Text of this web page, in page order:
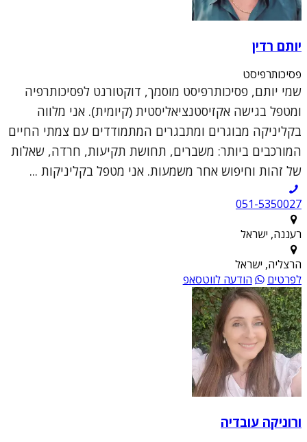
יותם רדין
פסיכותרפיסט
שמי יותם, פסיכותרפיסט מוסמך, דוקטורנט לפסיכותרפיה
ומטפל בגישה אקזיסטנציאליסטית (קיומית). אני מלווה
בקליניקה מבוגרים ומתבגרים המתמודדים עם צמתי החיים
המורכבים ביותר: משברים, תחושת תקיעות, חרדה, שאלות
של זהות וחיפוש אחר משמעות. אני מטפל בקליניקות ...
051-5350027
רעננה, ישראל
הרצליה, ישראל
לפרטים
הודעה לווטסאפ
ורוניקה עובדיה